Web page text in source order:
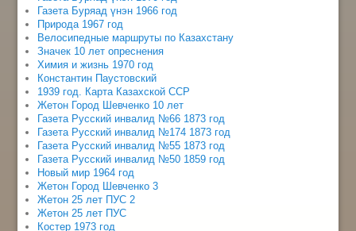
Газета Буряад үнэн 1966 год
Природа 1967 год
Велосипедные маршруты по Казахстану
Значек 10 лет опреснения
Химия и жизнь 1970 год
Константин Паустовский
1939 год. Карта Казахской ССР
Жетон Город Шевченко 10 лет
Газета Русский инвалид №66 1873 год
Газета Русский инвалид №174 1873 год
Газета Русский инвалид №55 1873 год
Газета Русский инвалид №50 1859 год
Новый мир 1964 год
Жетон Город Шевченко 3
Жетон 25 лет ПУС 2
Жетон 25 лет ПУС
Костер 1973 год